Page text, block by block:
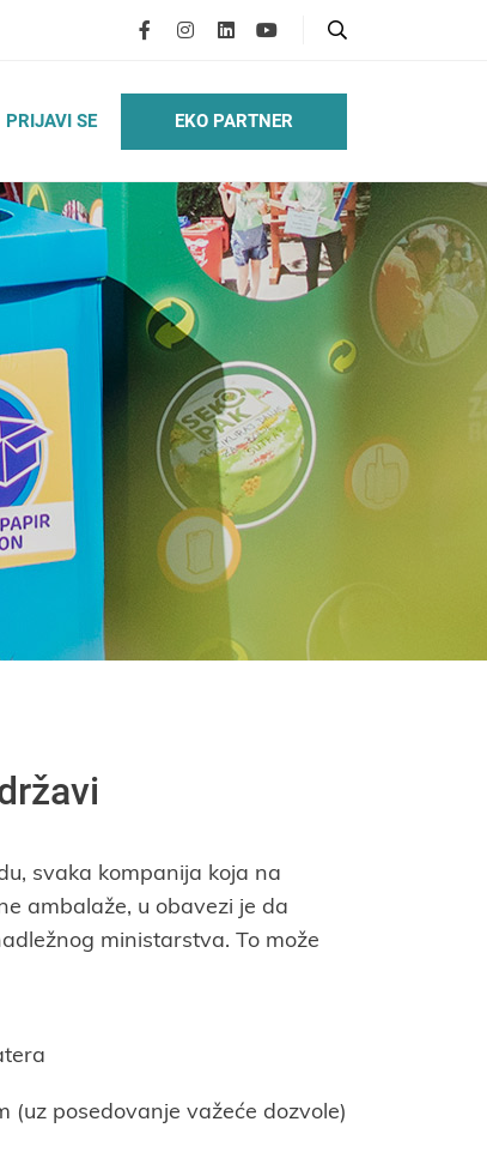
PRIJAVI SE EKO PARTNER
svaka kompanija koja na
ambalaže, u obavezi je da
ministarstva. To može
posedovanje važeće dozvole)